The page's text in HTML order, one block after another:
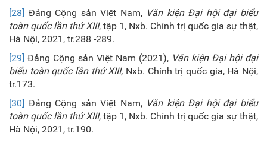
[28] Đảng Cộng sản Việt Nam, Văn kiện Đại hội đại biểu
toàn quốc lần thứ XIII, tập 1, Nxb. Chính trị quốc gia sự thật,
Hà Nội, 2021, tr.288 -289.
[29] Đảng Cộng sản Việt Nam (2021), Văn kiện Đại hội đại
biểu toàn quốc lần thứ XIII, Nxb. Chính trị quốc gia, Hà Nội,
tr.173.
[30] Đảng Cộng sản Việt Nam, Văn kiện Đại hội đại biểu
toàn quốc lần thứ XIII, tập 1, Nxb. Chính trị quốc gia sự thật,
Hà Nội, 2021, tr.190.